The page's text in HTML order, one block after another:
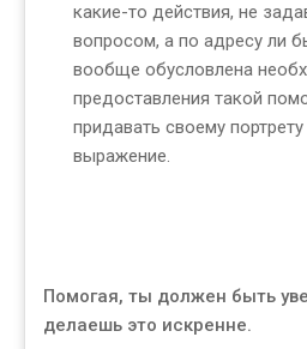
какие-то действия, не
вопросом, а по адресу ли
вообще обусловлена
предоставления такой
придавать своему портрету
выражение.
Помогая, ты должен быть
делаешь это искренне.